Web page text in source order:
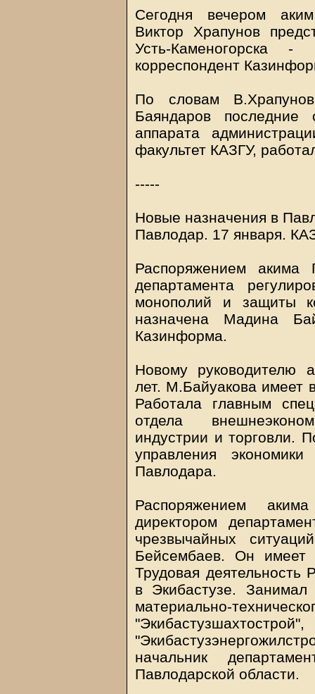
Сегодня вечером аким
Виктор Храпунов
Усть-Каменогорска
корреспондент
По словам
Баяндаров последние
аппарата
факультет КАЗГУ,
-----
Новые назначения в
Павлодар. 17 января.
Распоряжением акима
департамента
монополий и защиты
назначена Мадина
Казинформа.
Новому руководителю
лет. М.Байуакова имеет
Работала главным
отдела
индустрии и торговли.
управления
Павлодара.
Распоряжением
директором
чрезвычайных
Бейсембаев. Он имеет
Трудовая деятельность
в Экибастузе. Занимал
материально-
начальник
Павлодарской области.